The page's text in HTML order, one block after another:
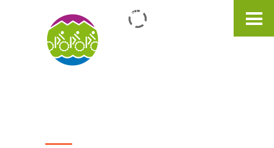
EN